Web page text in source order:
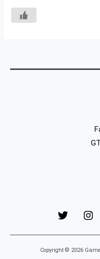
Copyright © 2026